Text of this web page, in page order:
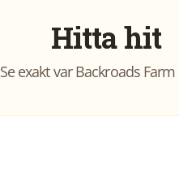
Hitta hit
Se exakt varBackroads Farm